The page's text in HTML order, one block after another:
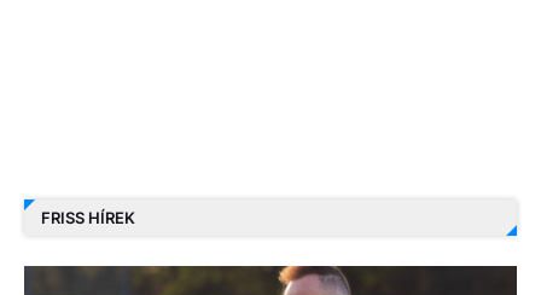
FRISS HÍREK